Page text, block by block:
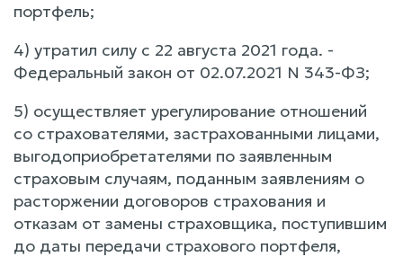
портфель;
4) утратил силу с 22 августа 2021 года. -
Федеральный закон от 02.07.2021 N 343-ФЗ;
5) осуществляет урегулирование отношений
со страхователями, застрахованными лицами,
выгодоприобретателями по заявленным
страховым случаям, поданным заявлениям о
расторжении договоров страхования и
отказам от замены страховщика, поступившим
до даты передачи страхового портфеля,